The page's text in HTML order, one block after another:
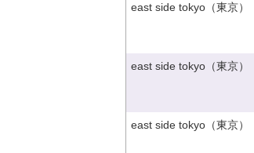
east side tokyo（東京）
east side tokyo（東京）
east side tokyo（東京）